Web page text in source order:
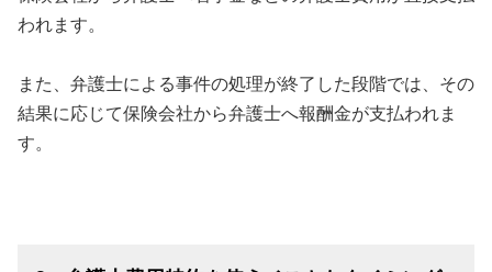
われます。
また、弁護士による事件の処理が終了した段階では、その
結果に応じて保険会社から弁護士へ報酬金が支払われま
す。